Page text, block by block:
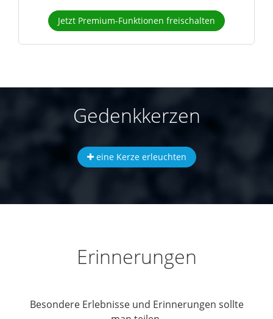
Jetzt Premium-Funktionen freischalten
Gedenkkerzen
eine Kerze erleuchten
Erinnerungen
Besondere Erlebnisse und Erinnerungen sollte